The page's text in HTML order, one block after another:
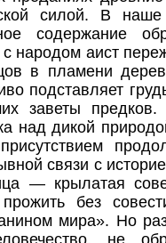
силой. В
содержание
народом аист
в пламени
подставляет
заветы
над дикой
связи с
— крылатая
без
мира». Но
не